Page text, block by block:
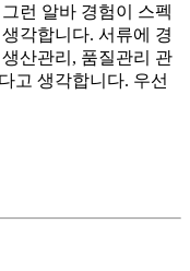
런 알바 경험이 스펙
각합니다. 서류에 경
산관리, 품질관리 관
고 생각합니다. 우선